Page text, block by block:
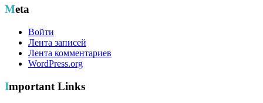
Meta
Войти
Лента записей
Лента комментариев
WordPress.org
Important Links